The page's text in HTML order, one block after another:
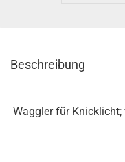
Beschreibung
Waggler für Knicklicht;